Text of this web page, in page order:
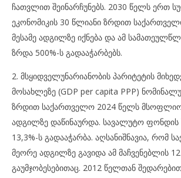
ჩათვლით შეინარჩუნებს. 2030 წელს ერთ
ეკონომიკის 30 წლიანი ზრდით
მესამე ადგილზე იქნება და ამ
ზრდა 500%-ს გადააჭარბებს.
2. მსყიდველუნარიანობის პარიტეტის
მოსახლეზე (GDP per capita PPP)
ზრდით საქართველო 2024 წელს
ადგილზე დაწინაურდა. სავალუტო ფონდის
13,3%-ს გადააჭარბა. აღსანიშნავია, რომ
მეორე ადგილზე გავიდა ამ მაჩვენებლის
გაუმჯობესებითაც. 2012 წელთან